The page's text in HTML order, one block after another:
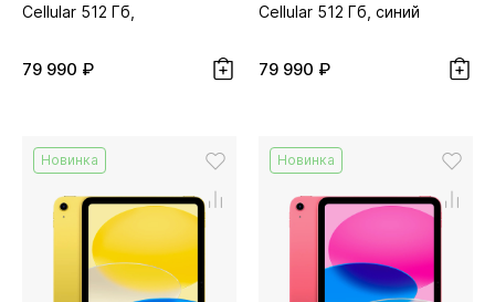
Cellular 512 Гб,
79 990 ₽
Cellular 512 Гб, синий
79 990 ₽
Новинка Новинка